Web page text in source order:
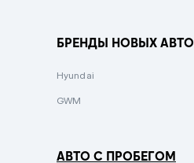
Зеленый металлик
БРЕНДЫ НОВЫХ АВТО
Hyundai
GWM
АВТО С ПРОБЕГОМ